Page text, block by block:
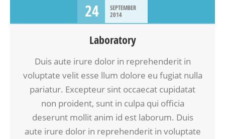
24
SEPTEMBER
2014
Laboratory
Duis aute irure dolor in reprehenderit in
voluptate velit esse llum dolore eu fugiat nulla
pariatur. Excepteur sint occaecat cupidatat
non proident, sunt in culpa qui officia
deserunt mollit anim id est laborum. Duis
aute irure dolor in reprehenderit in voluptate